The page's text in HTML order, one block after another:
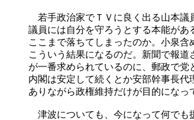
若手政治家でＴＶに良く出る山本議
議員には自分を守ろうとする本能があ
ここまで落ちてしまったのか。小泉含
こういう結果になるのだ。新聞で報
が一番求められているのに、郵政で党
内閣は安定して続くとか安部幹事長代
ありながら政権維持だけが目的になっ
津波についても、今になって何でも